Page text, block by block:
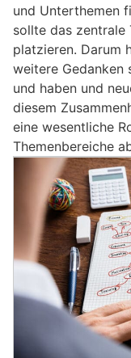
und Unterthemen
sollte das zentrale
platzieren. Darum
weitere
und haben und
diesem
eine wesentliche
Themenbereiche